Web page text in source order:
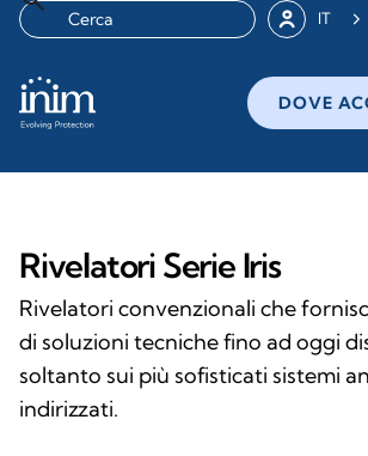
IT
DOVE
Rivelatori Serie Iris
Rivelatori convenzionali che
di soluzioni tecniche fino ad oggi
soltanto sui più sofisticati sistemi
indirizzati.